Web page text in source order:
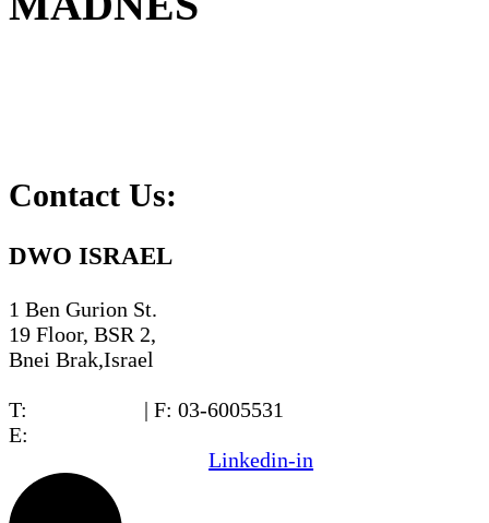
Contact Us:
DWO ISRAEL
1 Ben Gurion St.
19 Floor, BSR 2,
Bnei Brak,Israel
T:
| F: 03-6005531
E:
Linkedin-in